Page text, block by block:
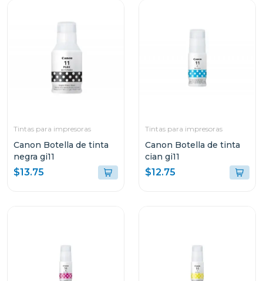
Tintas para impresoras
Canon Botella de tinta
negra gi11
$13.75
Tintas para impresoras
Canon Botella de tinta
cian gi11
$12.75